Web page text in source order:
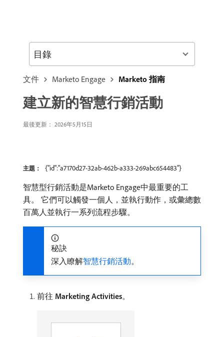
文件 Marketo Engage Marketo 指南
建立新的智慧行銷活動
最後更新： 2026年5月15日
主題： {"id":"a7170d27-32ab-462b-a333-269abc654483"}
智慧型行銷活動是Marketo Engage中最重要的工
具。 它們可以觸發一個人，並執行動作，或彙總數
百萬人並執行一系列流程步驟。
秘訣
深入瞭解智慧行銷活動。
前往 Marketing Activities。
目錄